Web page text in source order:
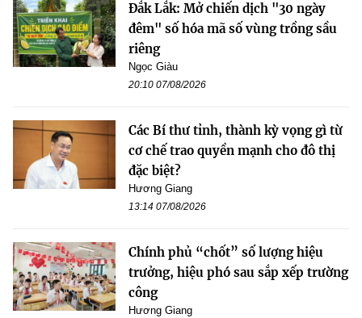
Đắk Lắk: Mở chiến dịch "30 ngày
đêm" số hóa mã số vùng trồng sầu
riêng
Ngọc Giàu
20:10 07/08/2026
Các Bí thư tỉnh, thành kỳ vọng gì từ
cơ chế trao quyền mạnh cho đô thị
đặc biệt?
Hương Giang
13:14 07/08/2026
Chính phủ “chốt” số lượng hiệu
trưởng, hiệu phó sau sắp xếp trường
công
Hương Giang